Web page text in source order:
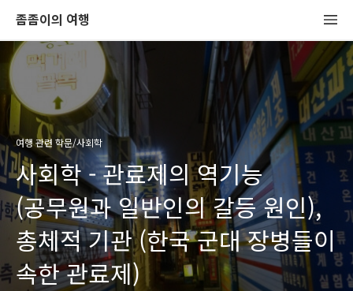
좀좀이의 여행
여행 관련 학문/사회학
사회학 - 관료제의 역기능
(공무원과 일반인의 갈등 원인),
총체적 기관 (한국 군대 장병들이
속한 관료제)